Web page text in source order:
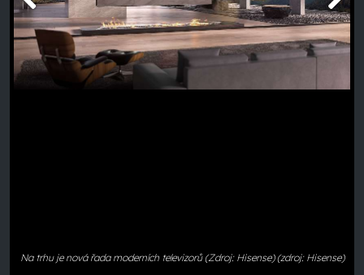
Na trhu je nová řada moderních televizorů (Zdroj: Hisense) (zdroj: Hisense)